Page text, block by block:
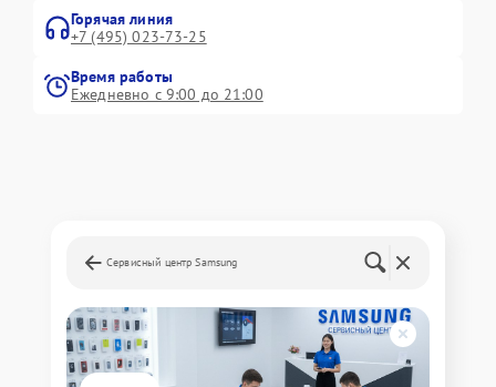
Горячая линия
+7 (495) 023-73-25
Время работы
Ежедневно с 9:00 до 21:00
Сервисный центр Samsung